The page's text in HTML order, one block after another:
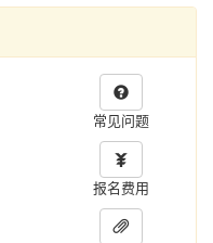
常见问题
报名费用